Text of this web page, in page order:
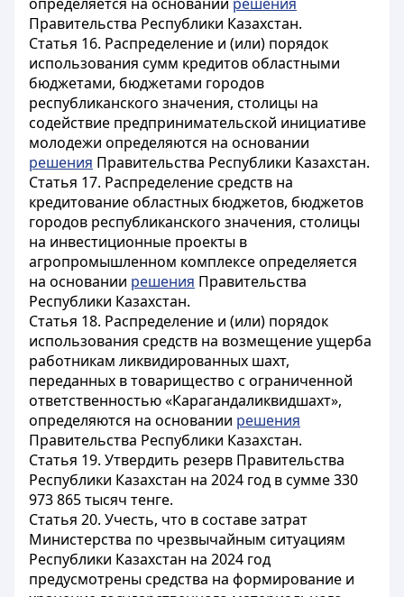
Правительства Республики Казахстан.
Статья 16. Распределение и (или) порядок
использования сумм кредитов областными
бюджетами, бюджетами городов
республиканского значения, столицы на
содействие предпринимательской инициативе
молодежи определяются на основании
решения Правительства Республики Казахстан.
Статья 17. Распределение средств на
кредитование областных бюджетов, бюджетов
городов республиканского значения, столицы
на инвестиционные проекты в
агропромышленном комплексе определяется
на основании решения Правительства
Республики Казахстан.
Статья 18. Распределение и (или) порядок
использования средств на возмещение ущерба
работникам ликвидированных шахт,
переданных в товарищество с ограниченной
ответственностью «Карагандаликвидшахт»,
определяются на основании решения
Правительства Республики Казахстан.
Статья 19. Утвердить резерв Правительства
Республики Казахстан на 2024 год в сумме 330
973 865 тысяч тенге.
Статья 20. Учесть, что в составе затрат
Министерства по чрезвычайным ситуациям
Республики Казахстан на 2024 год
предусмотрены средства на формирование и